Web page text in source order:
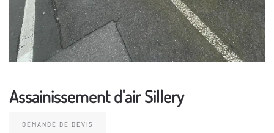
Assainissement d'air Sillery
DEMANDE DE DEVIS